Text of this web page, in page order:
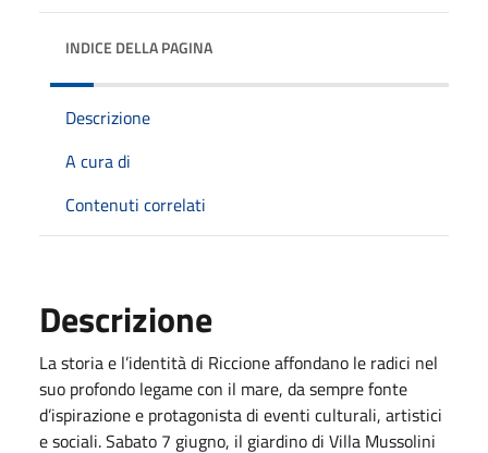
INDICE DELLA PAGINA
Descrizione
A cura di
Contenuti correlati
Descrizione
La storia e l’identità di Riccione affondano le radici nel
suo profondo legame con il mare, da sempre fonte
d’ispirazione e protagonista di eventi culturali, artistici
e sociali. Sabato 7 giugno, il giardino di Villa Mussolini